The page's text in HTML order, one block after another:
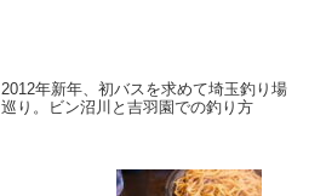
2012年新年、初バスを求めて埼玉釣り場
巡り。ビン沼川と吉羽園での釣り方